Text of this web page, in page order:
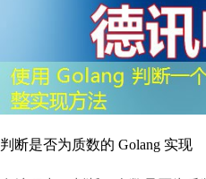
判断是否为质数的 Golang 实现